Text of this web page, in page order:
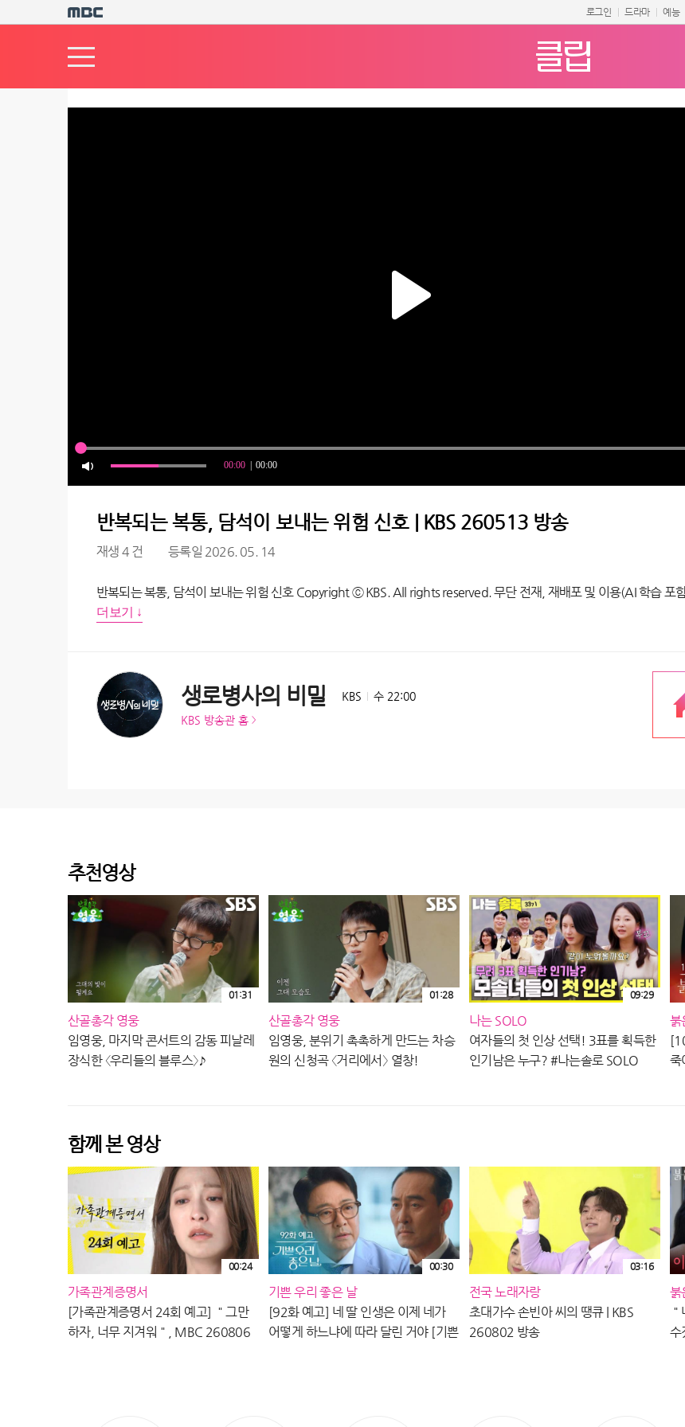
로그인 드라마 예능
반복되는 복통, 담석이 보내는 위험 신호 | KBS 260513 방송
재생 4 건 등록일 2026. 05. 14
반복되는 복통, 담석이 보내는 위험 신호 Copyright ⓒ KBS. All rights reserved. 무단 전재, 재배포 및 이용(AI 학습 포
더보기 ↓
생로병사의 비밀 KBS
수 22:00
KBS 방송관 홈
추천영상
산골총각 영웅
임영웅, 마지막 콘서트의 감동 피날레
장식한 〈우리들의 블루스〉♪
01:31
산골총각 영웅
임영웅, 분위기 촉촉하게 만드는 차승
원의 신청곡 〈거리에서〉 열창!
01:28
나는 SOLO
여자들의 첫 인상 선택! 3표를 획득한
인기남은 누구? #나는솔로 SOLO
09:29
붉
죽
함께 본 영상
가족관계증명서
[가족관계증명서 24회 예고] ＂그만
하자, 너무 지겨워＂, MBC 260806
00:24
기쁜 우리 좋은 날
[92화 예고] 네 딸 인생은 이제 네가
어떻게 하느냐에 따라 달린 거야 [기쁜
00:30
전국 노래자랑
초대가수 손빈아 씨의 땡큐 | KBS
260802 방송
03:16
붉
수